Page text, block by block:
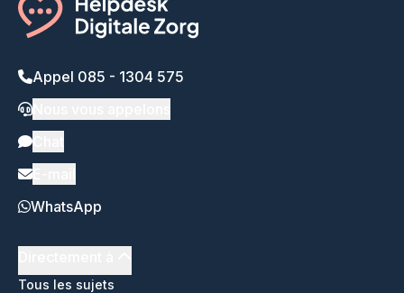
Appel 085 - 1304 575
WhatsApp
Tous les sujets